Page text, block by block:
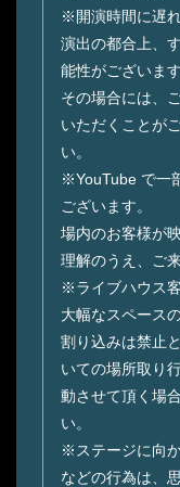
※開演時間に遅
演出の都合上、
能性がございます
その場合には、
いただくことが
い。
※YouTube で⼀
ございます。
場内のお客様が
理解のうえ、ご
※ライブハウス
⼤幅なスペース
割り込みは禁⽌
いての場所取り
動させて頂く場
い。
※ステージに向
などの⾏為は、